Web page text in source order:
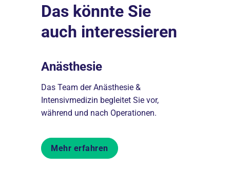
Das könnte Sie
auch interessieren
Anästhesie
Das Team der Anästhesie &
Intensivmedizin begleitet Sie vor,
während und nach Operationen.
Mehr erfahren